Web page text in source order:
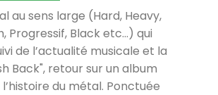
au sens large (Hard, Heavy,
Progressif, Black etc...) qui
de l’actualité musicale et la
Back", retour sur un album
du métal. Ponctuée